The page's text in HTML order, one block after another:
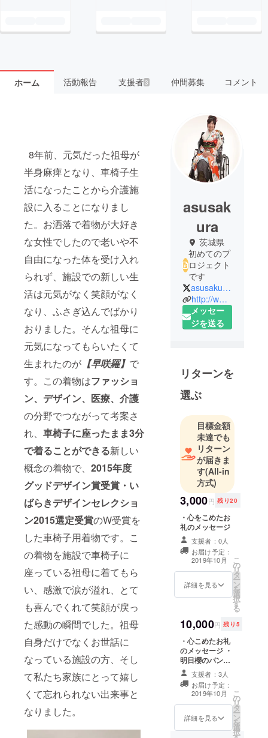
ホーム 活動報告 支援者3 仲間募集 コメント
8年前、元気だった祖母が
半身麻痺となり、車椅子生
活になったことから介護施
設に入ることになりまし
た。お洒落で着物が大好き
な女性でしたので老いや不
自由になった体を受け入れ
られず、施設での新しい生
活は元気がなく笑顔がなく
なり、ふさぎ込んでばかり
おりました。そんな祖母に
元気になってもらいたくて
生まれたのが 【早咲羅】 で
す。この着物はファッショ
ン、デザイン、医療、介護
の分野でつながって考案さ
れ、 車椅子に座ったまま3分
で着ることができる新しい
概念の着物で、 2015年度
グッドデザイン賞受賞 ・い
ばらきデザインセレクショ
ン2015選定受賞のW受賞を
した車椅子用着物です。こ
の着物を施設で車椅子に
座っている祖母に着てもら
い、感激で涙が溢れ、とて
も喜んでくれて笑顔が戻っ
た感動の瞬間でした。祖母
自身だけでなくお世話に
なっている施設の方、そし
て私たち家族にとって嬉し
くて忘れられない出来事と
なりました。
asusak
ura
茨城県
初めてのプ
ロジェクト
です
asusakura_
http://www.asusakura.jp/kimonos/rental
メッセー
ジを送る
リターンを
選ぶ
目標金額
未達でも
リターン
が届きま
す(All-in
方式)
3,000円 残り20
・心をこめたお
礼のメッセージ
支援者：0人
お届け予定：
2019年10月
詳細を見る
こ
の
リ
タ
ー
ン
を
選
択
す
る
10,000円 残り5
・心こめたお礼
のメッセージ ・
明日櫻のパンフ
レットをお送り
します。
支援者：3人
お届け予定：
2019年10月
詳細を見る
こ
の
リ
タ
ー
ン
を
選
択